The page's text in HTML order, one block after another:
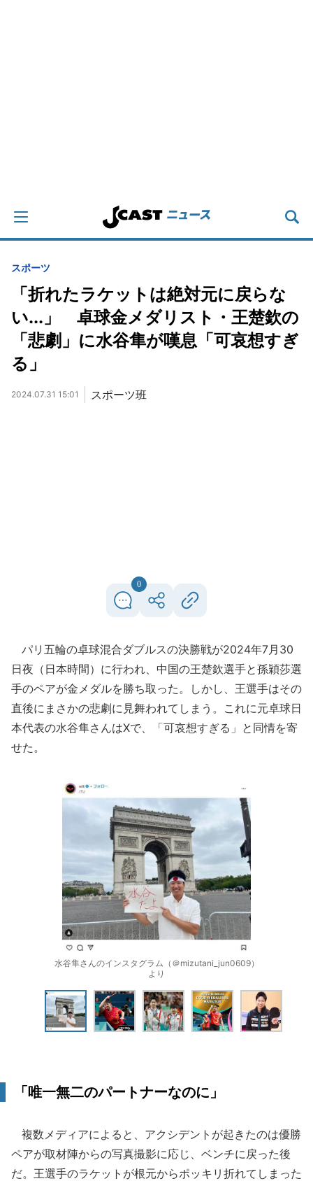
スポーツ
「折れたラケットは絶対元に戻らな
い...」 卓球金メダリスト・王楚欽の
「悲劇」に水谷隼が嘆息「可哀想すぎ
る」
2024.07.31 15:01 スポーツ班
0
パリ五輪の卓球混合ダブルスの決勝戦が2024年7月30
日夜（日本時間）に行われ、中国の王楚欽選手と孫穎莎選
手のペアが金メダルを勝ち取った。しかし、王選手はその
直後にまさかの悲劇に見舞われてしまう。これに元卓球日
本代表の水谷隼さんはXで、「可哀想すぎる」と同情を寄
せた。
水谷隼さんのインスタグラム（＠mizutani_jun0609）
より
「唯一無二のパートナーなのに」
複数メディアによると、アクシデントが起きたのは優勝
ペアが取材陣からの写真撮影に応じ、ベンチに戻った後
だ。王選手のラケットが根元からポッキリ折れてしまった